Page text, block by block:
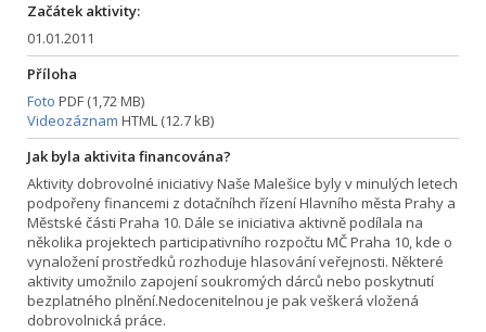
Začátek aktivity:
01.01.2011
Příloha
Foto PDF (1,72 MB)
Videozáznam HTML (12.7 kB)
Jak byla aktivita financována?
Aktivity dobrovolné iniciativy Naše Malešice byly v minulých letech
podpořeny financemi z dotačníhch řízení Hlavního města Prahy a
Městské části Praha 10. Dále se iniciativa aktivně podílala na
několika projektech participativního rozpočtu MČ Praha 10, kde o
vynaložení prostředků rozhoduje hlasování veřejnosti. Některé
aktivity umožnilo zapojení soukromých dárců nebo poskytnutí
bezplatného plnění.Nedocenitelnou je pak veškerá vložená
dobrovolnická práce.